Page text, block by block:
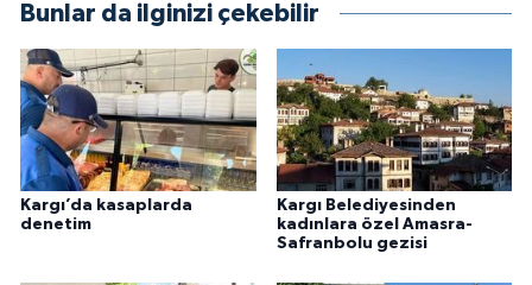
Bunlar da ilginizi çekebilir
Kargı’da kasaplarda
denetim
Kargı Belediyesinden
kadınlara özel Amasra-
Safranbolu gezisi